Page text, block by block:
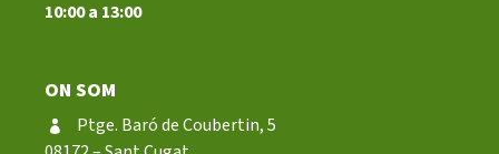
10:00 a 13:00
ON SOM
Ptge. Baró de Coubertin, 5
Proposta educativa